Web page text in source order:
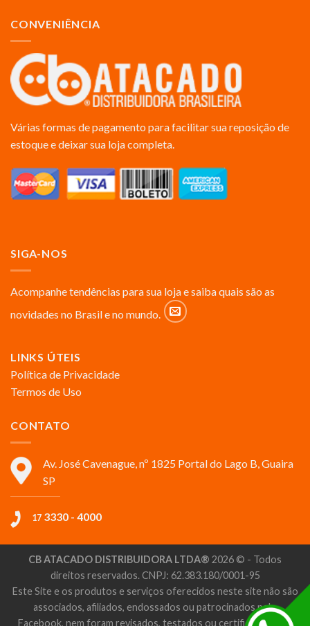
CONVENIÊNCIA
Várias formas de pagamento para facilitar sua reposição de
estoque e deixar sua loja completa.
SIGA-NOS
Acompanhe tendências para sua loja e saiba quais são as
novidades no Brasil e no mundo.
LINKS ÚTEIS
Política de Privacidade
Termos de Uso
CONTATO
Av. José Cavenague, nº 1825 Portal do Lago B, Guaira
SP
17 3330 - 4000
CB ATACADO DISTRIBUIDORA LTDA® 2026 © - Todos
direitos reservados. CNPJ: 62.383.180/0001-95
Este Site e os produtos e serviços oferecidos neste site não são
associados, afiliados, endossados ou patrocinados pelo
Facebook, nem foram revisados, testados ou certificados pelo